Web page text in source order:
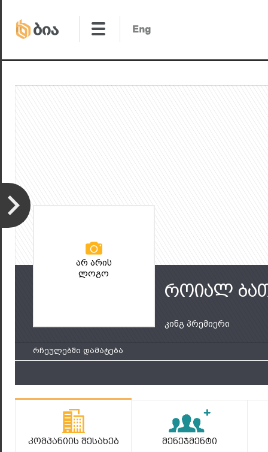
არ არის
ლოგო
როიალ
კინგ პრემიერი
რჩეულებში დამატება
Კომპანიის Შესახებ Მენეჯმენტი